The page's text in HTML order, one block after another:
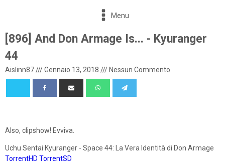
Menu
[896] And Don Armage Is... - Kyuranger
44
Aislinn87///Gennaio 13, 2018 /// Nessun Commento
Also, clipshow! Evviva.
Uchu Sentai Kyuranger - Space 44: La Vera Identità di Don Armage
TorrentHD TorrentSD